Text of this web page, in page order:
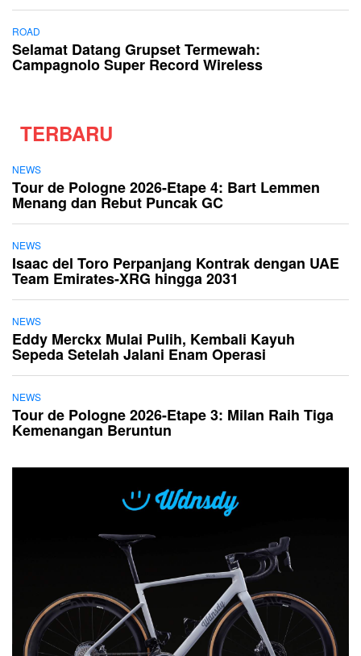
ROAD
Selamat Datang Grupset Termewah:
Campagnolo Super Record Wireless
TERBARU
NEWS
Tour de Pologne 2026-Etape 4: Bart Lemmen
Menang dan Rebut Puncak GC
NEWS
Isaac del Toro Perpanjang Kontrak dengan UAE
Team Emirates-XRG hingga 2031
NEWS
Eddy Merckx Mulai Pulih, Kembali Kayuh
Sepeda Setelah Jalani Enam Operasi
NEWS
Tour de Pologne 2026-Etape 3: Milan Raih Tiga
Kemenangan Beruntun